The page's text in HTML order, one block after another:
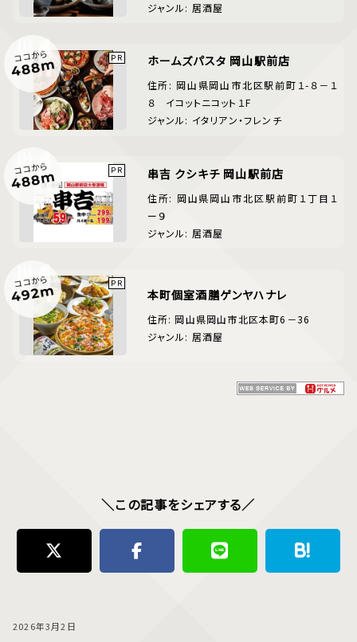
ジャンル: 居酒屋
ココから
488m ホームズパスタ 岡山駅前店
住所: 岡山県岡山市北区駅前町１-８－１
８ イコットニコット１F
ジャンル: イタリアン・フレンチ
ココから
488m 串吉 クシキチ 岡山駅前店
住所: 岡山県岡山市北区駅前町１丁目１
ー９
ジャンル: 居酒屋
ココから
492m 本町個室酒膳ゲンヤハナレ
住所: 岡山県岡山市北区本町6－36
ジャンル: 居酒屋
＼この記事をシェアする／
2026年3月2日